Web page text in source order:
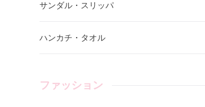
サンダル・スリッパ
ハンカチ・タオル
ファッション